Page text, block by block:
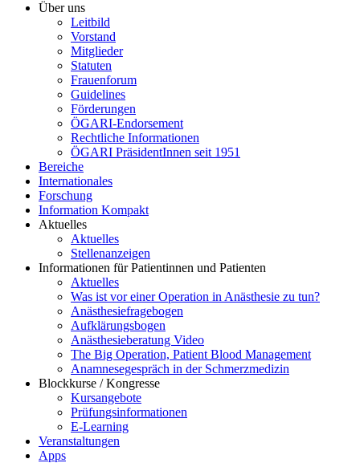
Über uns
Leitbild
Vorstand
Mitglieder
Statuten
Frauenforum
Guidelines
Förderungen
ÖGARI-Endorsement
Rechtliche Informationen
ÖGARI PräsidentInnen seit 1951
Bereiche
Internationales
Forschung
Information Kompakt
Aktuelles
Aktuelles
Stellenanzeigen
Informationen für Patientinnen und Patienten
Aktuelles
Was ist vor einer Operation in Anästhesie zu tun?
Anästhesiefragebogen
Aufklärungsbogen
Anästhesieberatung Video
The Big Operation, Patient Blood Management
Anamnesegespräch in der Schmerzmedizin
Blockkurse / Kongresse
Kursangebote
Prüfungsinformationen
E-Learning
Veranstaltungen
Apps